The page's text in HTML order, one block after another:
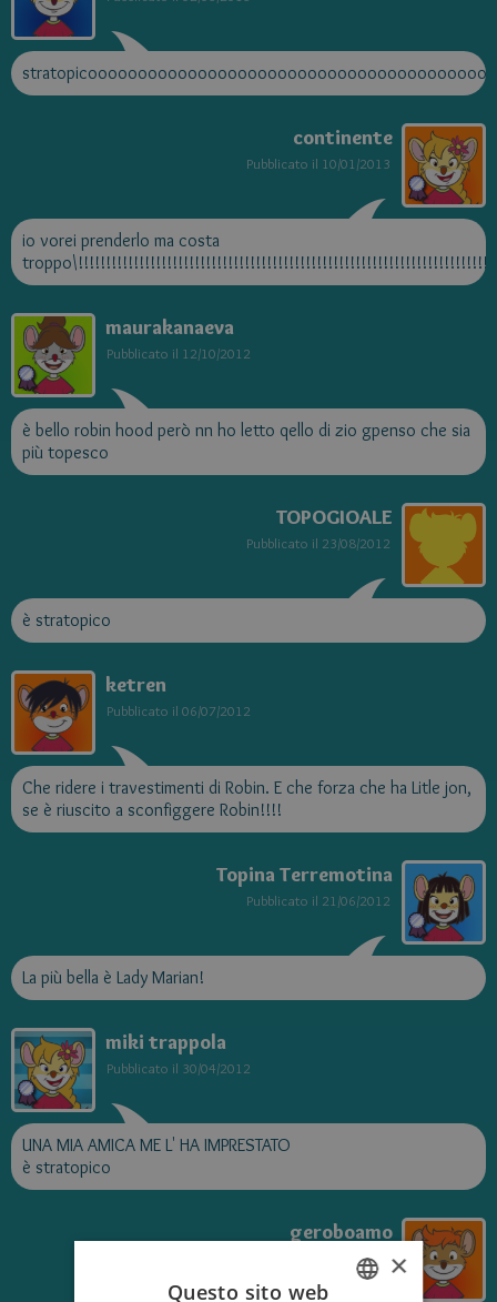
continente
Pubblicato il 10/01/2013
io vorei prenderlo ma costa
maurakanaeva
Pubblicato il 12/10/2012
è bello robin hood però nn ho letto qello di zio gpenso che sia
più topesco
TOPOGIOALE
Pubblicato il 23/08/2012
è stratopico
ketren
Pubblicato il 06/07/2012
Che ridere i travestimenti di Robin. E che forza che ha Litle jon,
se è riuscito a sconfiggere Robin!!!!
Topina Terremotina
Pubblicato il 21/06/2012
La più bella è Lady Marian!
miki trappola
Pubblicato il 30/04/2012
UNA MIA AMICA ME L' HA IMPRESTATO
è stratopico
geroboamo
12/03/2012 ×
Questo sito web